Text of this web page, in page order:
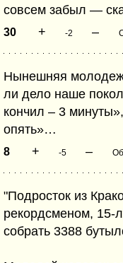
совсем забыл —
30 + -2 –
Нынешняя
ли дело наше
кончил – 3
опять»…
8 + -5 –
"Подросток из
рекордсменом,
собрать 3388